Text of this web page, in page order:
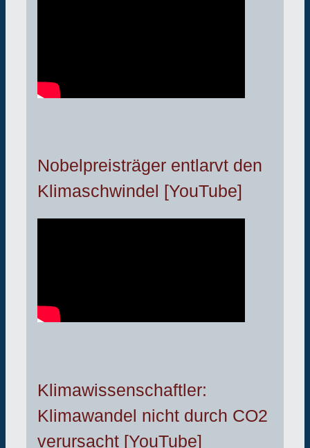
Nobelpreisträger entlarvt den
Klimaschwindel [YouTube]
Klimawissenschaftler:
Klimawandel nicht durch CO2
verursacht [YouTube]